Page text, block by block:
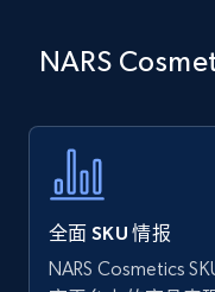
upc numbers
price, Currency,
more.
35.2K+
NARS
全面 SKU 情报
NARS Cosmetics